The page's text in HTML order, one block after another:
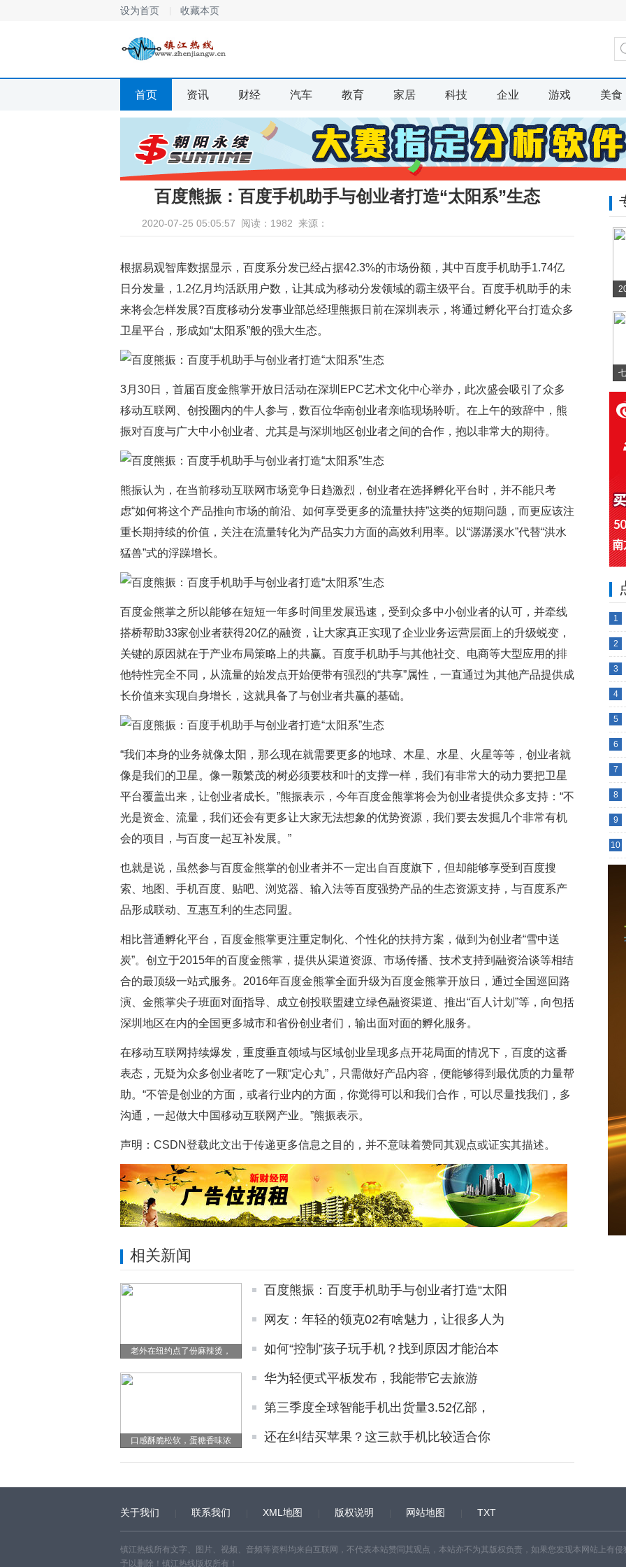
设为首页 收藏本页
首页 资讯 财经 汽车 教育 家居 科技 企业 游戏 美食
百度熊振：百度手机助手与创业者打造“太阳系”生态
2020-07-25 05:05:57 阅读：1982 来源：
根据易观智库数据显示，百度系分发已经占据42.3%的市场份额，其中百度手机助手1.74亿
日分发量，1.2亿月均活跃用户数，让其成为移动分发领域的霸主级平台。百度手机助手的未
来将会怎样发展?百度移动分发事业部总经理熊振日前在深圳表示，将通过孵化平台打造众多
卫星平台，形成如“太阳系”般的强大生态。
3月30日，首届百度金熊掌开放日活动在深圳EPC艺术文化中心举办，此次盛会吸引了众多
移动互联网、创投圈内的牛人参与，数百位华南创业者亲临现场聆听。在上午的致辞中，熊
振对百度与广大中小创业者、尤其是与深圳地区创业者之间的合作，抱以非常大的期待。
熊振认为，在当前移动互联网市场竞争日趋激烈，创业者在选择孵化平台时，并不能只考
虑“如何将这个产品推向市场的前沿、如何享受更多的流量扶持”这类的短期问题，而更应该注
重长期持续的价值，关注在流量转化为产品实力方面的高效利用率。以“潺潺溪水”代替“洪水
猛兽”式的浮躁增长。
百度金熊掌之所以能够在短短一年多时间里发展迅速，受到众多中小创业者的认可，并牵线
搭桥帮助33家创业者获得20亿的融资，让大家真正实现了企业业务运营层面上的升级蜕变，
关键的原因就在于产业布局策略上的共赢。百度手机助手与其他社交、电商等大型应用的排
他特性完全不同，从流量的始发点开始便带有强烈的“共享”属性，一直通过为其他产品提供成
长价值来实现自身增长，这就具备了与创业者共赢的基础。
“我们本身的业务就像太阳，那么现在就需要更多的地球、木星、水星、火星等等，创业者就
像是我们的卫星。像一颗繁茂的树必须要枝和叶的支撑一样，我们有非常大的动力要把卫星
平台覆盖出来，让创业者成长。”熊振表示，今年百度金熊掌将会为创业者提供众多支持：“不
光是资金、流量，我们还会有更多让大家无法想象的优势资源，我们要去发掘几个非常有机
会的项目，与百度一起互补发展。”
也就是说，虽然参与百度金熊掌的创业者并不一定出自百度旗下，但却能够享受到百度搜
索、地图、手机百度、贴吧、浏览器、输入法等百度强势产品的生态资源支持，与百度系产
品形成联动、互惠互利的生态同盟。
相比普通孵化平台，百度金熊掌更注重定制化、个性化的扶持方案，做到为创业者“雪中送
炭”。创立于2015年的百度金熊掌，提供从渠道资源、市场传播、技术支持到融资洽谈等相结
合的最顶级一站式服务。2016年百度金熊掌全面升级为百度金熊掌开放日，通过全国巡回路
演、金熊掌尖子班面对面指导、成立创投联盟建立绿色融资渠道、推出“百人计划”等，向包括
深圳地区在内的全国更多城市和省份创业者们，输出面对面的孵化服务。
在移动互联网持续爆发，重度垂直领域与区域创业呈现多点开花局面的情况下，百度的这番
表态，无疑为众多创业者吃了一颗“定心丸”，只需做好产品内容，便能够得到最优质的力量帮
助。“不管是创业的方面，或者行业内的方面，你觉得可以和我们合作，可以尽量找我们，多
沟通，一起做大中国移动互联网产业。”熊振表示。
声明：CSDN登载此文出于传递更多信息之目的，并不意味着赞同其观点或证实其描述。
相关新闻
老外在纽约点了份麻辣烫，
口感酥脆松软，蛋糖香味浓
百度熊振：百度手机助手与创业者打造“太阳
网友：年轻的领克02有啥魅力，让很多人为
如何“控制”孩子玩手机？找到原因才能治本
华为轻便式平板发布，我能带它去旅游
第三季度全球智能手机出货量3.52亿部，
还在纠结买苹果？这三款手机比较适合你
1
2
3
4
5
6
7
8
9
10
关于我们 联系我们 XML地图 版权说明 网站地图 TXT
镇江热线所有文字、图片、视频、音频等资料均来自互联网，不代表本站赞同其观点，本站亦不为其版权负责，如果您发现本网站上有
予以删除！镇江热线版权所有！